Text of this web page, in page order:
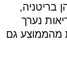
בריטניה,
נערך
מהממוצע גם